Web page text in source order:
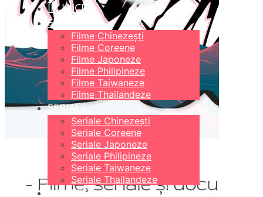
ÎN LUCRU
FILME
Filme Chinezești
Filme Coreene
Filme Japoneze
Filme Philipineze
Filme Taiwaneze
Filme Thailandeze
SERIALE
Seriale Chinezești
Seriale Coreene
Seriale Japoneze
Seriale Philipineze
Seriale Taiwaneze
Seriale Thailandeze
DIVERSE